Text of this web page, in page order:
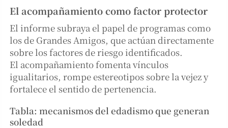
El acompañamiento como factor protector
El informe subraya el papel de programas como
los de Grandes Amigos, que actúan directamente
sobre los factores de riesgo identificados.
El acompañamiento fomenta vínculos
igualitarios, rompe estereotipos sobre la vejez y
fortalece el sentido de pertenencia.
Tabla: mecanismos del edadismo que generan
soledad